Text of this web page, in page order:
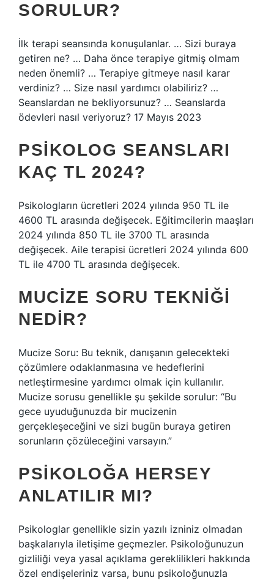
SORULUR?
İlk terapi seansında konuşulanlar. … Sizi buraya
getiren ne? … Daha önce terapiye gitmiş olmam
neden önemli? … Terapiye gitmeye nasıl karar
verdiniz? … Size nasıl yardımcı olabiliriz? …
Seanslardan ne bekliyorsunuz? … Seanslarda
ödevleri nasıl veriyoruz? 17 Mayıs 2023
PSIKOLOG SEANSLARI
KAÇ TL 2024?
Psikologların ücretleri 2024 yılında 950 TL ile
4600 TL arasında değişecek. Eğitimcilerin maaşları
2024 yılında 850 TL ile 3700 TL arasında
değişecek. Aile terapisi ücretleri 2024 yılında 600
TL ile 4700 TL arasında değişecek.
MUCIZE SORU TEKNIĞI
NEDIR?
Mucize Soru: Bu teknik, danışanın gelecekteki
çözümlere odaklanmasına ve hedeflerini
netleştirmesine yardımcı olmak için kullanılır.
Mucize sorusu genellikle şu şekilde sorulur: “Bu
gece uyuduğunuzda bir mucizenin
gerçekleşeceğini ve sizi bugün buraya getiren
sorunların çözüleceğini varsayın.”
PSIKOLOĞA HERSEY
ANLATILIR MI?
Psikologlar genellikle sizin yazılı izniniz olmadan
başkalarıyla iletişime geçmezler. Psikoloğunuzun
gizliliği veya yasal açıklama gereklilikleri hakkında
özel endişeleriniz varsa, bunu psikoloğunuzla